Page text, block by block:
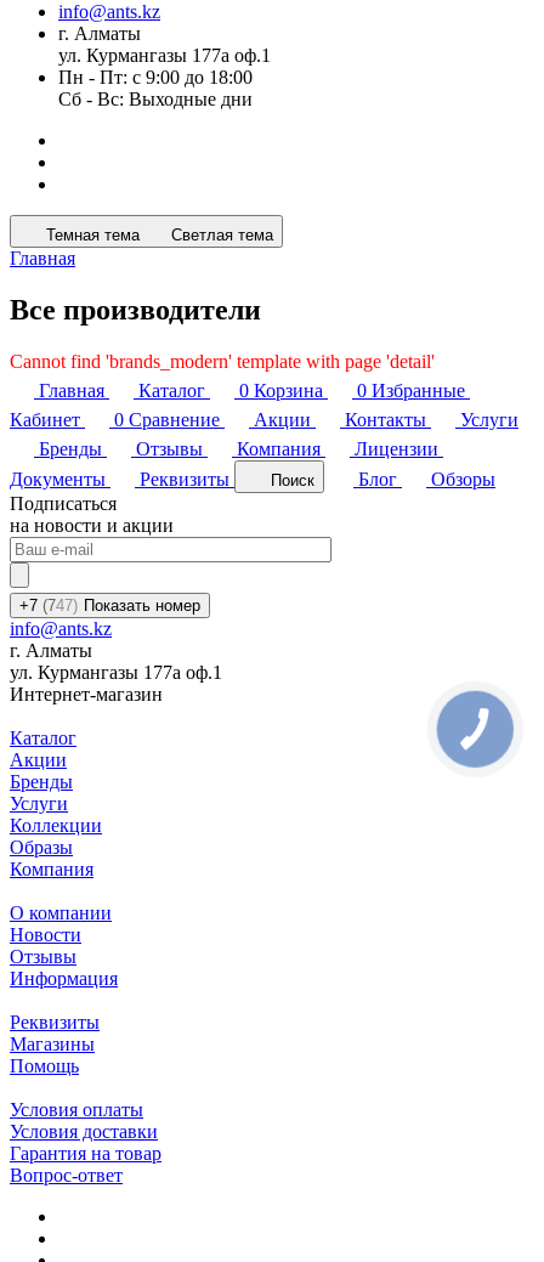
info@ants.kz
г. Алматы
ул. Курмангазы 177а оф.1
Пн - Пт: с 9:00 до 18:00
Сб - Вс: Выходные дни
Темная тема Светлая тема
Главная
Все производители
Cannot find 'brands_modern' template with page 'detail'
Главная
Каталог 0 Корзина 0 Избранные
Кабинет
0 Сравнение Акции Контакты
Услуги
Бренды
Отзывы Компания
Лицензии
Документы
Реквизиты Поиск Блог
Обзоры
Подписаться
на новости и акции
+7 (747) Показать номер
info@ants.kz
г. Алматы
ул. Курмангазы 177а оф.1
Интернет-магазин
Каталог
Акции
Бренды
Услуги
Коллекции
Образы
Компания
О компании
Новости
Отзывы
Информация
Реквизиты
Магазины
Помощь
Условия оплаты
Условия доставки
Гарантия на товар
Вопрос-ответ